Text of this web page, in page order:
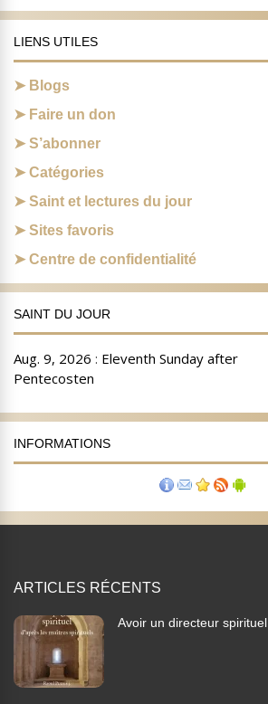
LIENS UTILES
Blogs
Faire un don
S’abonner
Catégories
Saint et lectures du jour
Sites favoris
Centre de confidentialité
SAINT DU JOUR
INFORMATIONS
ARTICLES RÉCENTS
Avoir un directeur spirituel